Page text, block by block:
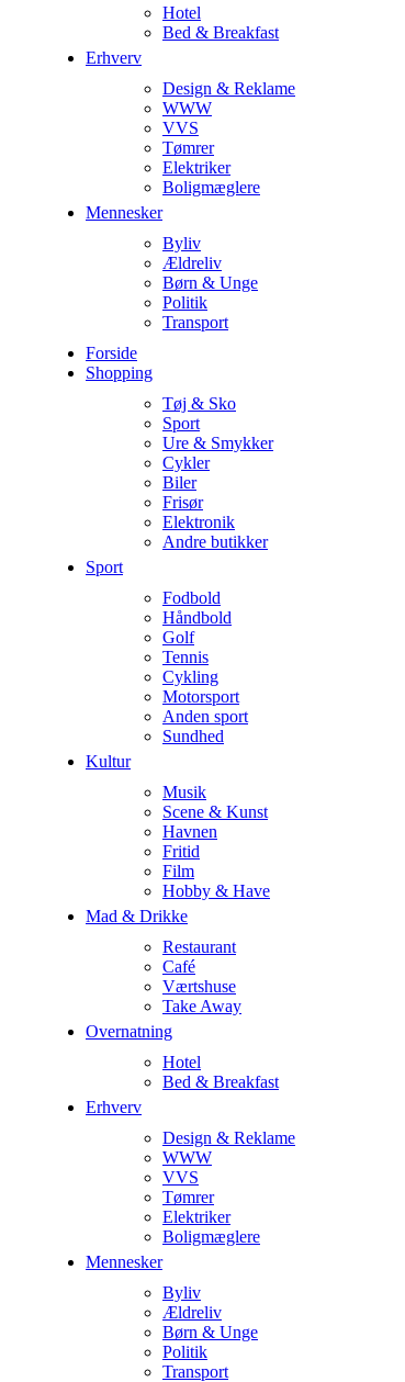
Hotel
Bed & Breakfast
Erhverv
Design & Reklame
WWW
VVS
Tømrer
Elektriker
Boligmæglere
Mennesker
Byliv
Ældreliv
Børn & Unge
Politik
Transport
Forside
Shopping
Tøj & Sko
Sport
Ure & Smykker
Cykler
Biler
Frisør
Elektronik
Andre butikker
Sport
Fodbold
Håndbold
Golf
Tennis
Cykling
Motorsport
Anden sport
Sundhed
Kultur
Musik
Scene & Kunst
Havnen
Fritid
Film
Hobby & Have
Mad & Drikke
Restaurant
Café
Værtshuse
Take Away
Overnatning
Hotel
Bed & Breakfast
Erhverv
Design & Reklame
WWW
VVS
Tømrer
Elektriker
Boligmæglere
Mennesker
Byliv
Ældreliv
Børn & Unge
Politik
Transport